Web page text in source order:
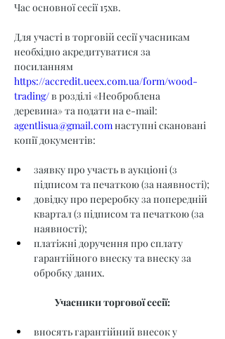
Час основної сесії 15хв.
Для участі в торговій сесії учасникам
необхідно акредитуватися за
посиланням
https://accredit.ueex.com.ua/form/wood-
trading/ в розділі «Необроблена
деревина» та подати на e-mail:
agentlisua@gmail.com наступні скановані
копії документів:
заявку про участь в аукціоні (з
підписом та печаткою (за наявності);
довідку про переробку за попередній
квартал (з підписом та печаткою (за
наявності);
платіжні доручення про сплату
гарантійного внеску та внеску за
обробку даних.
Учасники торгової сесії:
вносять гарантійний внесок у